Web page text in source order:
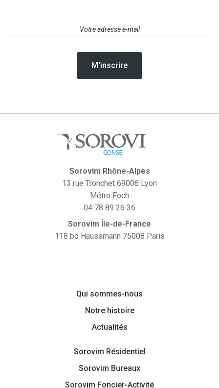
Sorovim Rhône-Alpes
13 rue Tronchet 69006 Lyon
Métro Foch
04 78 89 26 36
Sorovim Île-de-France
118 bd Haussmann 75008 Paris
Qui sommes-nous
Notre histoire
Actualités
Sorovim Résidentiel
Sorovim Bureaux
Sorovim Foncier-Activité